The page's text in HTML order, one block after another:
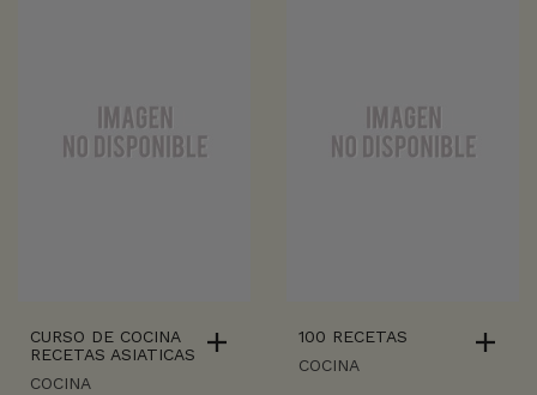
CURSO DE COCINA
RECETAS ASIATICAS
COCINA
100 RECETAS
COCINA